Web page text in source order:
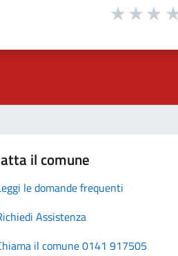
il comune
le domande frequenti
Assistenza
il comune 0141 917505